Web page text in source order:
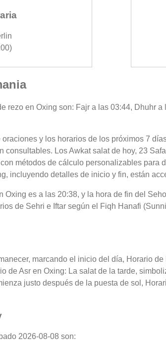
rezo en Oxing son: Fajr a las 03:44, Dhuhr
y los horarios de los próximos 7
consultables. Los Awkat salat de hoy, 23
métodos de cálculo personalizables para
incluyendo detalles de inicio y fin, están
Oxing es a las 20:38, y la hora de fin del
de Sehri e Iftar según el Fiqh Hanafi
marcando el inicio del día, Horario
de Asr en Oxing: La salat de la tarde,
justo después de la puesta de sol,
2026-08-08 son: